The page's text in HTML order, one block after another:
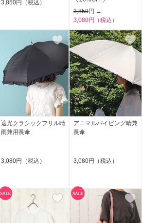
3,850円（税込）
3,850円 →
3,080円（税込）
遮光クラシックフリル晴
雨兼用長傘
3,080円（税込）
アニマルパイピング晴兼
長傘
3,080円（税込）